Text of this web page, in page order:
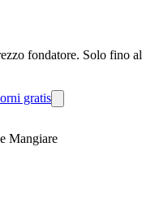
fondatore. Solo fino al
gratis
Mangiare